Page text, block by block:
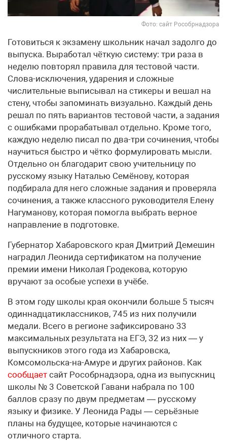
Фото: сайт Рособрнадзора
Готовиться к экзамену школьник начал задолго до
выпуска. Выработал чёткую систему: три раза в
неделю повторял правила для тестовой части.
Слова-исключения, ударения и сложные
числительные выписывал на стикеры и вешал на
стену, чтобы запоминать визуально. Каждый день
решал по пять вариантов тестовой части, а задания
с ошибками прорабатывал отдельно. Кроме того,
каждую неделю писал по два-три сочинения, чтобы
научиться быстро и чётко формулировать мысли.
Отдельно он благодарит свою учительницу по
русскому языку Наталью Семёнову, которая
подбирала для него сложные задания и проверяла
сочинения, а также классного руководителя Елену
Нагуманову, которая помогла выбрать верное
направление в подготовке.
Губернатор Хабаровского края Дмитрий Демешин
наградил Леонида сертификатом на получение
премии имени Николая Гродекова, которую
вручают за особые успехи в учёбе.
В этом году школы края окончили больше 5 тысяч
одиннадцатиклассников, 745 из них получили
медали. Всего в регионе зафиксировано 33
максимальных результата на ЕГЭ, 32 из них — у
выпускников этого года из Хабаровска,
Комсомольска-на-Амуре и других районов. Как
сообщает сайт Рособрнадзора, одна из выпускниц
школы № 3 Советской Гавани набрала по 100
баллов сразу по двум предметам — русскому
языку и физике. У Леонида Рады — серьёзные
планы на будущее, которые начинаются с
отличного старта.